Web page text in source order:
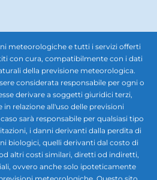
meteorologiche e tutti i servizi offerti
con cura, compatibilmente con i dati
della previsione meteorologica.
considerata responsabile per ogni o
derivare a soggetti giuridici terzi,
in relazione all'uso delle previsioni
sarà responsabile per qualsiasi tipo
i danni derivanti dalla perdita di
biologici, quelli derivanti dal costo di
altri costi similari, diretti od indiretti,
ovvero anche solo ipoteticamente